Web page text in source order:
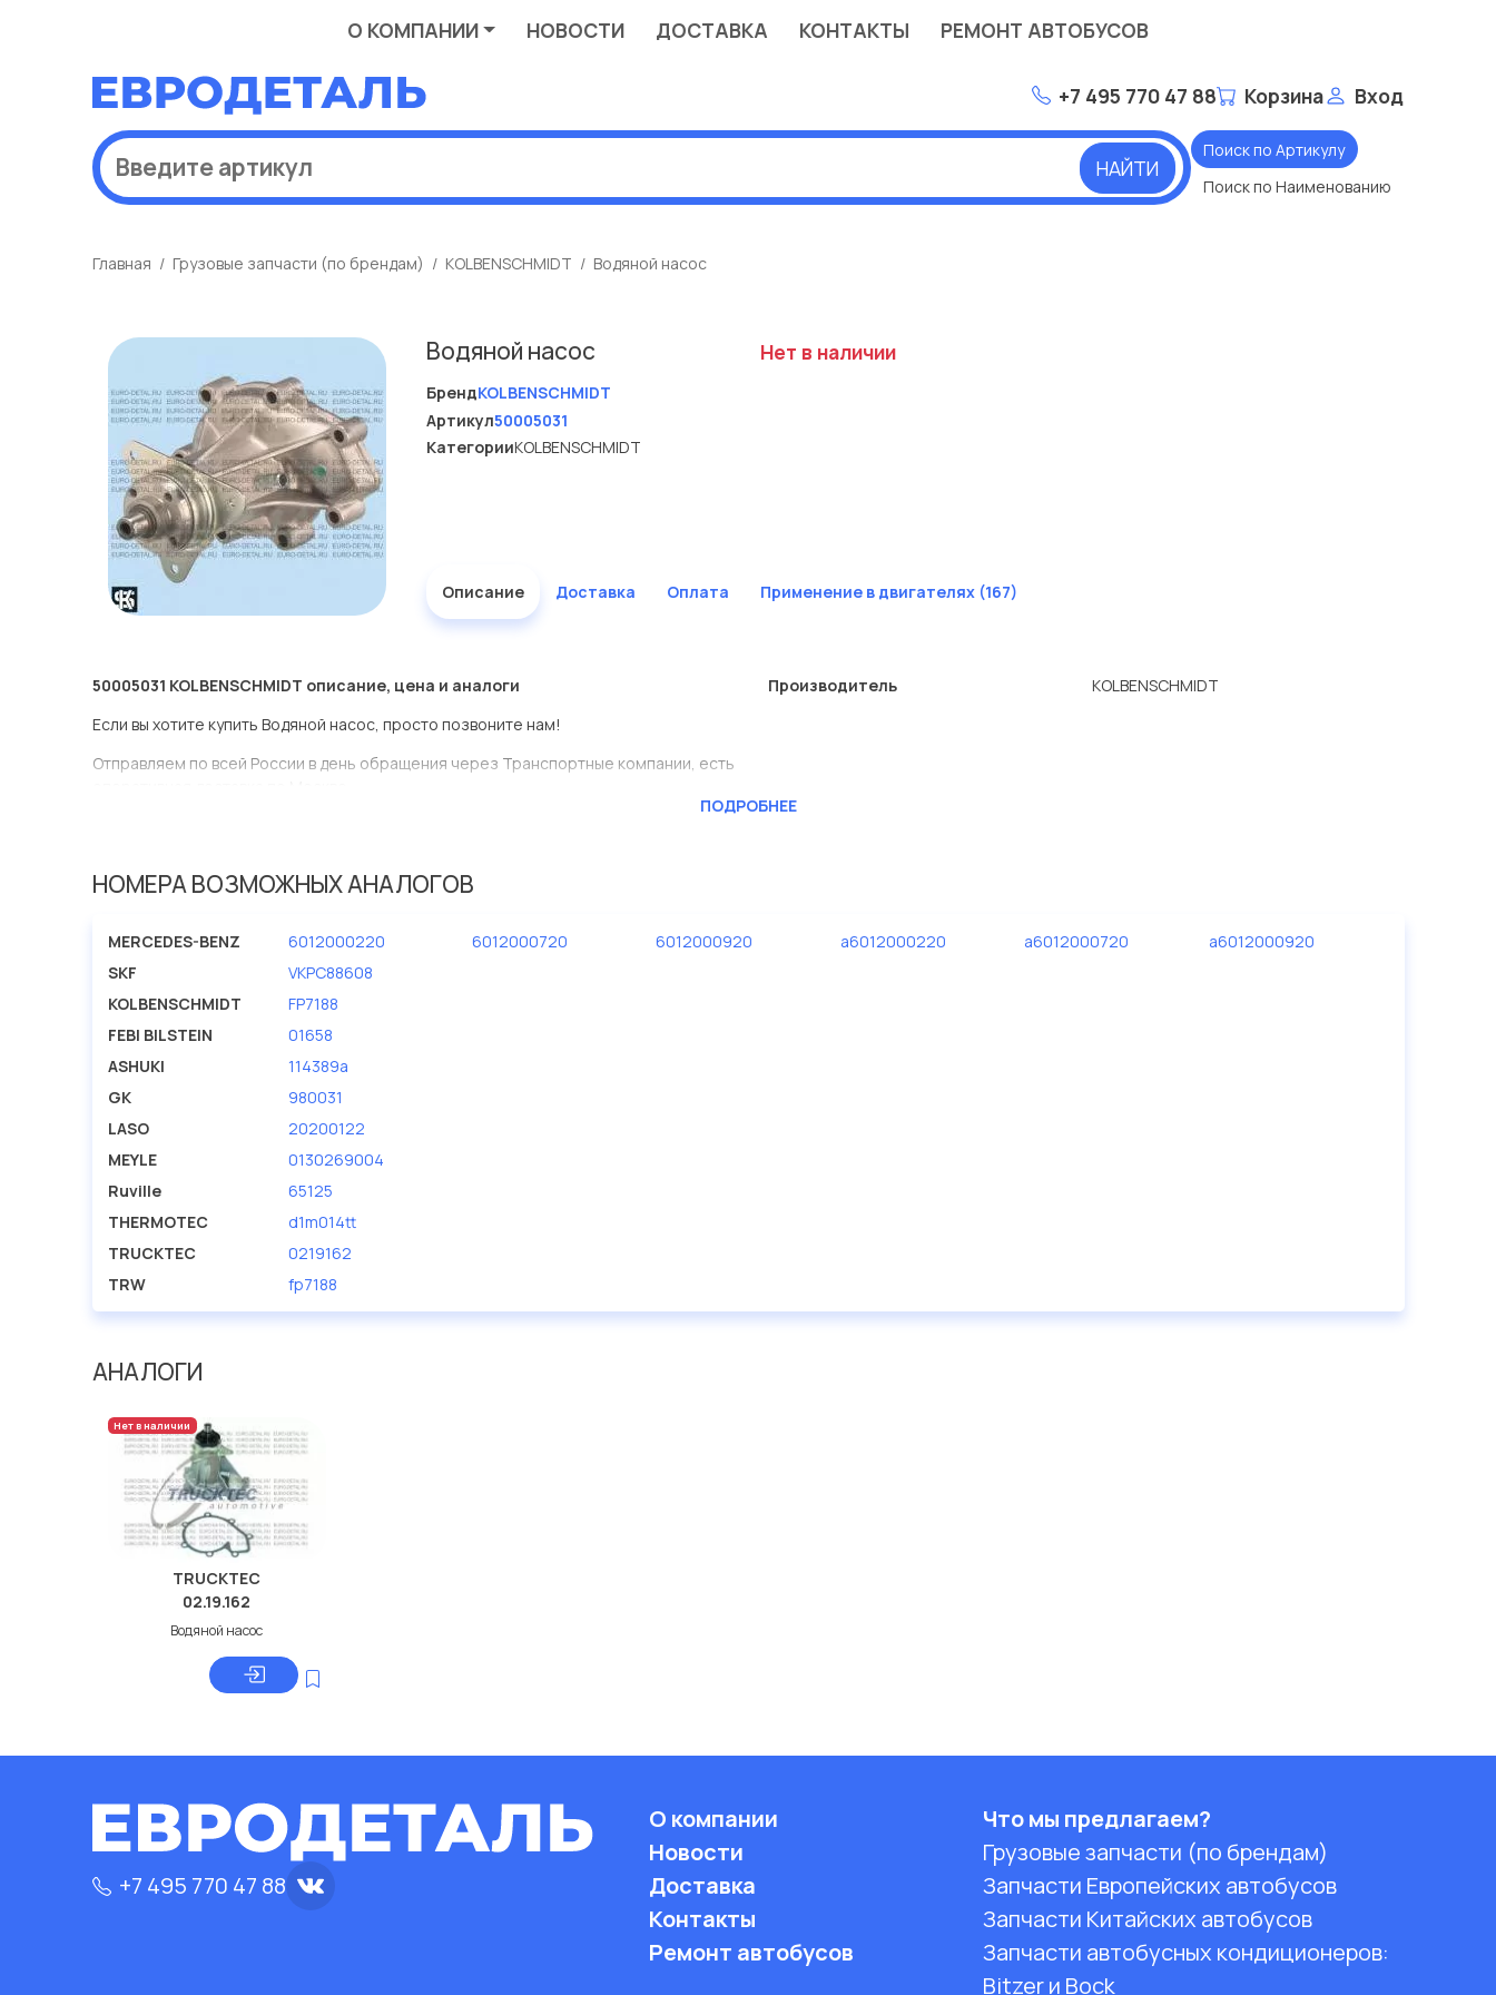
О КОМПАНИИ НОВОСТИ ДОСТАВКА КОНТАКТЫ РЕМОНТ АВТОБУСОВ
+7 495 770 47 88 Корзина Вход
НАЙТИ
Поиск по Артикулу
Поиск по Наименованию
Главная Грузовые запчасти (по брендам) KOLBENSCHMIDT Водяной насос
Водяной насос
БрендKOLBENSCHMIDT
Артикул50005031
КатегорииKOLBENSCHMIDT
Нет в наличии
Описание Доставка Оплата Применение в двигателях (167)
50005031 KOLBENSCHMIDT описание, цена и аналоги
Если вы хотите купить Водяной насос, просто позвоните нам!
Отправляем по всей России в день обращения через Транспортные компании, есть
Мы продаем сертифицированные колодки тормозные дисковые с гарантией от
Производитель KOLBENSCHMIDT
ПОДРОБНЕЕ
НОМЕРА ВОЗМОЖНЫХ АНАЛОГОВ
MERCEDES-BENZ 6012000220 6012000720 6012000920 a6012000220 a6012000720
a6012000920
SKF
VKPC88608
KOLBENSCHMIDT
FP7188
FEBI BILSTEIN
01658
ASHUKI
114389a
GK
980031
LASO
20200122
MEYLE
0130269004
Ruville
65125
THERMOTEC
d1m014tt
TRUCKTEC
0219162
TRW
fp7188
АНАЛОГИ
Нет в наличии
TRUCKTEC
02.19.162
Водяной насос
+7 495 770 47 88
О компании
Новости
Доставка
Контакты
Ремонт автобусов
Что мы предлагаем?
Грузовые запчасти (по брендам)
Запчасти Европейских автобусов
Запчасти Китайских автобусов
Запчасти автобусных кондиционеров:
Bitzer и Bock